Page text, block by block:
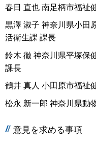
春日 直也 南足柄市福祉
黒澤 淑子 神奈川県小田
活衛生課 課長
鈴木 徹 神奈川県平塚保
課長
鶴井 真人 小田原市福祉
松永 新一郎 神奈川県動
意見を求める事項